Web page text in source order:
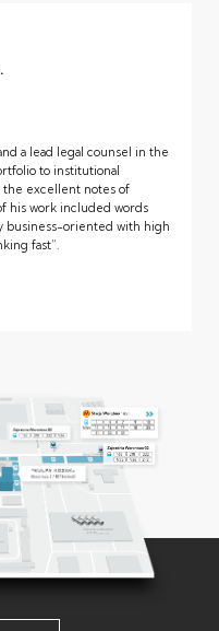
a lead legal counsel in the
to institutional
the excellent notes of
his work included words
business-oriented with high
fast”.